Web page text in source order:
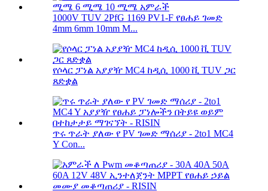
1000V TUV 2PfG 1169 PV1-F የፀሐይ ገመድ
4mm 6mm 10mm M...
የሶላር ፓነል አያያዥ MC4 ከዲሲ 1000 ቪ TUV ጋር
ጸድቋል
ጥሩ ጥራት ያለው የ PV ገመድ ማሰሪያ - 2to1 MC4
Y Con...